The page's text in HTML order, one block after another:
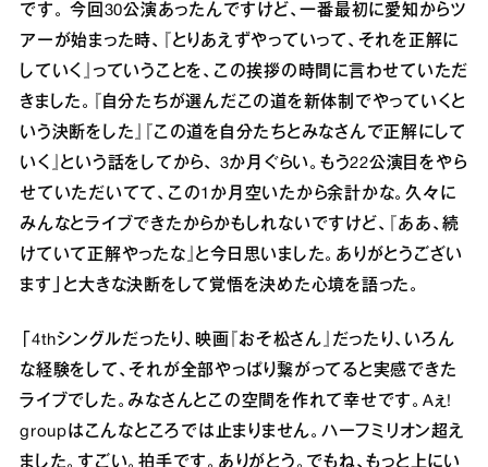
です。 今回30公演あったんですけど、⼀番最初に愛知からツ
アーが始まった時、『とりあえずやっていって、それを正解に
していく』っていうことを、この挨拶の時間に⾔わせていただ
きました。『⾃分たちが選んだこの道を新体制でやっていくと
いう決断をした』『この道を⾃分たちとみなさんで正解にして
いく』という話をしてから、 3か⽉ぐらい。もう22公演⽬をやら
せていただいてて、この1か⽉空いたから余計かな。久々に
みんなとライブできたからかもしれないですけど、『ああ、続
けていて正解やったな』と今⽇思いました。ありがとうござい
ます」と⼤きな決断をして覚悟を決めた⼼境を語った。
「4thシングルだったり、映画『おそ松さん』だったり、いろん
な経験をして、それが全部やっぱり繋がってると実感できた
ライブでした。みなさんとこの空間を作れて幸せです。Aぇ!
groupはこんなところでは⽌まりません。ハーフミリオン超え
ました。すごい。拍⼿です。ありがとう。でもね、もっと上にい